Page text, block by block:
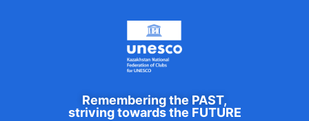
Remembering the PAST,
striving towards the FUTURE